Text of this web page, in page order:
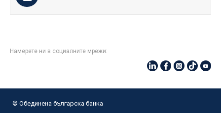
Намерете ни в социалните мрежи:
© Oбединена българска банка